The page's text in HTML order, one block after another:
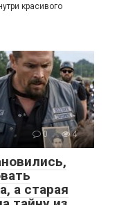
красивого
0 4
а старая